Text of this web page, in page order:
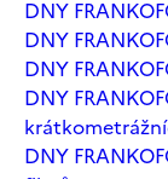
DNY
DNY
DNY
DNY
DNY